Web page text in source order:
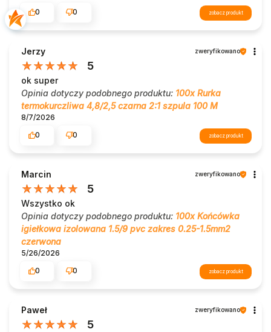
0
0 zobacz produkt
Jerzy zweryfikowano
5
ok super
Opinia dotyczy podobnego produktu: 100x Rurka
termokurczliwa 4,8/2,5 czarna 2:1 szpula 100 M
8/7/2026
0
0 zobacz produkt
Marcin zweryfikowano
5
Wszystko ok
Opinia dotyczy podobnego produktu: 100x Końcówka
igiełkowa izolowana 1.5/9 pvc zakres 0.25-1.5mm2
czerwona
5/26/2026
0
0 zobacz produkt
Paweł zweryfikowano
5